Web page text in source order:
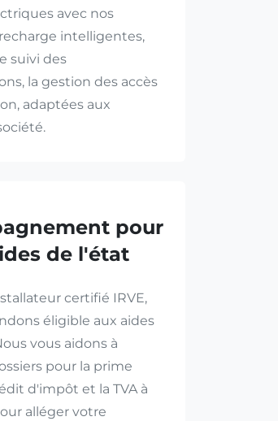
avec nos
intelligentes,
suivi des
la gestion des accès
adaptées aux
pour
de l'état
certifié IRVE,
éligible aux aides
vous aidons à
pour la prime
d'impôt et la TVA à
alléger votre